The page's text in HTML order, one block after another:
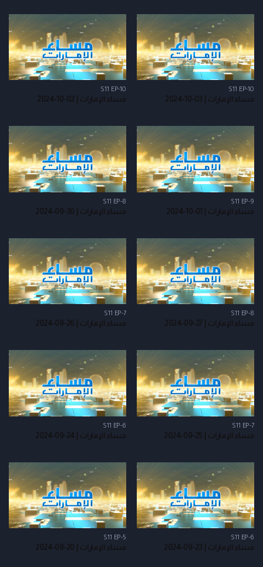
S11 EP-10
مساء الإمارات | 03-10-2024
S11 EP-10
مساء الإمارات | 02-10-2024
S11 EP-9
مساء الإمارات | 01-10-2024
S11 EP-8
مساء الإمارات | 30-09-2024
S11 EP-8
مساء الإمارات | 27-09-2024
S11 EP-7
مساء الإمارات | 26-09-2024
S11 EP-7
مساء الإمارات | 25-09-2024
S11 EP-6
مساء الإمارات | 24-09-2024
S11 EP-6
مساء الإمارات | 23-09-2024
S11 EP-5
مساء الإمارات | 20-09-2024